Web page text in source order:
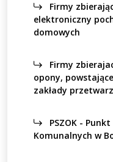
Firmy
elektroniczny
domowych
Firmy
opony,
zakłady
PSZOK -
Komunalnych w